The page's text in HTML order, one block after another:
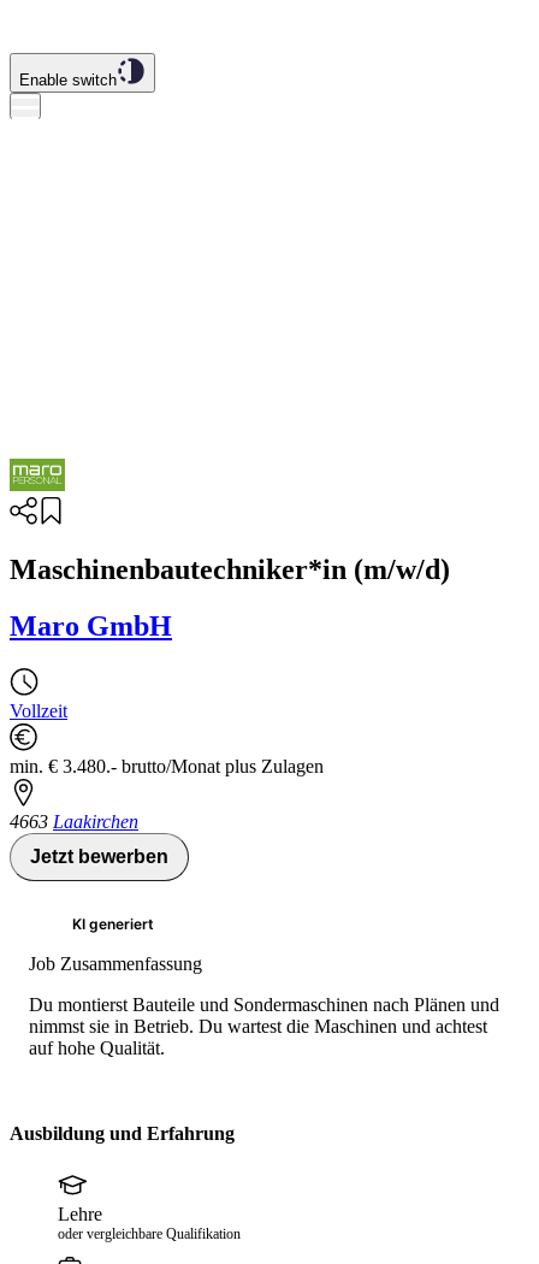
Enable switch
Maschinenbautechniker*in (m/w/d)
Maro GmbH
Vollzeit
min. € 3.480.- brutto/Monat plus Zulagen
4663 Laakirchen
Jetzt bewerben
KI generiert
Job Zusammenfassung
Du montierst Bauteile und Sondermaschinen nach Plänen und
nimmst sie in Betrieb. Du wartest die Maschinen und achtest
auf hohe Qualität.
Ausbildung und Erfahrung
Lehre
oder vergleichbare Qualifikation